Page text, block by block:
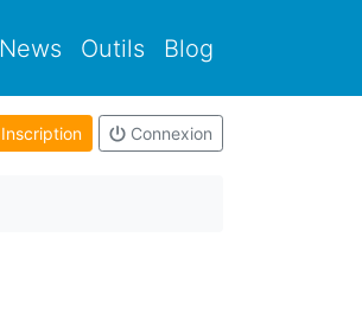
News Outils Blog
Inscription Connexion